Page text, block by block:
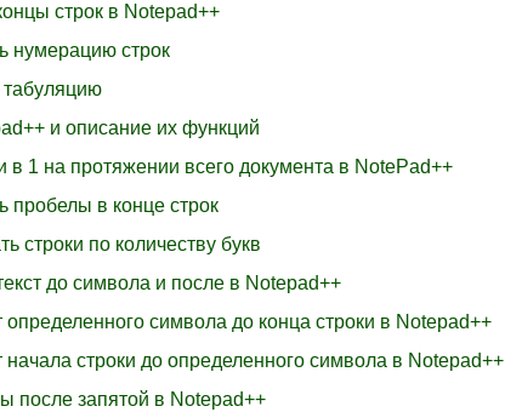
строк в Notepad++
нумерацию строк
табуляцию
и описание их функций
в 1 на протяжении всего документа в NotePad++
пробелы в конце строк
строки по количеству букв
до символа и после в Notepad++
определенного символа до конца строки в Notepad++
начала строки до определенного символа в Notepad++
после запятой в Notepad++